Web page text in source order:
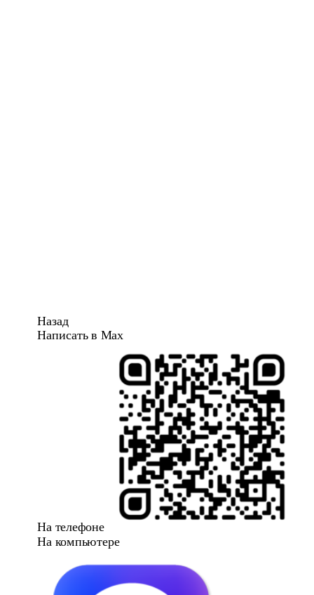
Назад
Написать в Max
На телефоне
На компьютере